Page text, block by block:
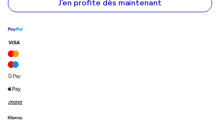
mail
J'en profite dès maintenant